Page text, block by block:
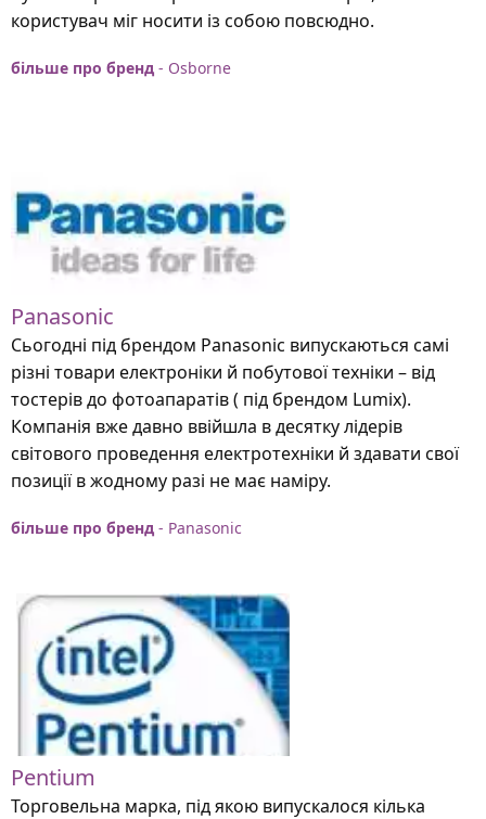
користувач міг носити із собою повсюдно.
більше про бренд - Osborne
Panasonic
Сьогодні під брендом Panasonic випускаються самі
різні товари електроніки й побутової техніки – від
тостерів до фотоапаратів ( під брендом Lumix).
Компанія вже давно ввійшла в десятку лідерів
світового проведення електротехніки й здавати свої
позиції в жодному разі не має наміру.
більше про бренд - Panasonic
Pentium
Торговельна марка, під якою випускалося кілька